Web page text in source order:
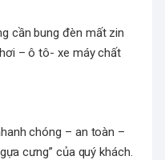
cần bung đèn mất zin
– ô tô- xe máy chất
chóng – an toàn –
cưng” của quý khách.